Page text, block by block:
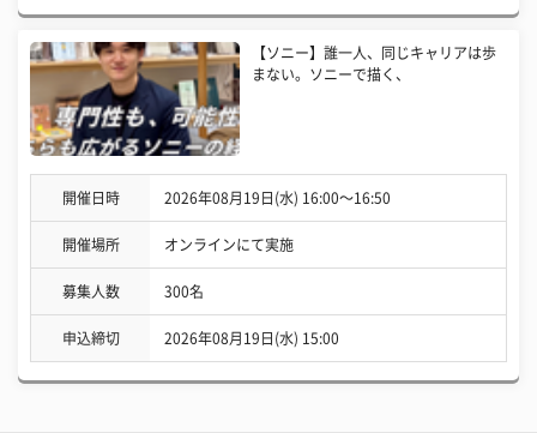
【ソニー】誰一人、同じキャリアは歩
まない。ソニーで描く、
開催日時 2026年08月19日(水) 16:00〜16:50
開催場所 オンラインにて実施
募集人数 300名
申込締切 2026年08月19日(水) 15:00